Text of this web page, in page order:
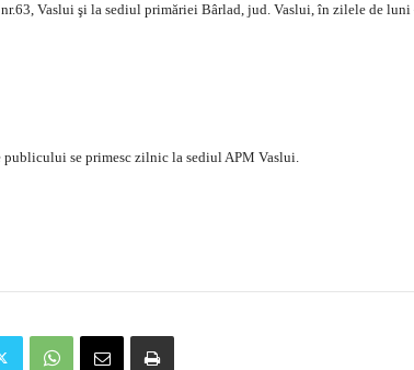
Vaslui şi la sediul primăriei Bârlad, jud. Vaslui, în zilele de
publicului se primesc zilnic la sediul APM Vaslui.